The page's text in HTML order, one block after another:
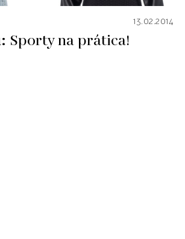
13.02.2014
Sporty na prática!